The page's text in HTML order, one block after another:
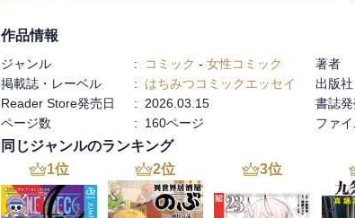
作品情報
ジャンル : コミック - 女性コミック 著者
掲載誌・レーベル
: はちみつコミックエッセイ 出版社
Reader Store発売日
: 2026.03.15 書誌発
ページ数
: 160ページ ファ
同じジャンルのランキング
1位 2位 3位